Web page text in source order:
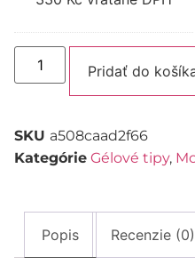
Pridať do
SKU a508caad2f66
Kategórie Gélové tipy,
Popis Recenzie (0)